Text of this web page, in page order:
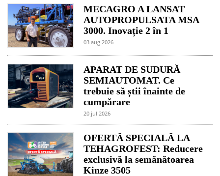
MECAGRO A LANSAT
AUTOPROPULSATA MSA
3000. Inovație 2 în 1
03 aug 2026
APARAT DE SUDURĂ
SEMIAUTOMAT. Ce
trebuie să știi înainte de
cumpărare
20 jul 2026
OFERTĂ SPECIALĂ LA
TEHAGROFEST: Reducere
exclusivă la semănătoarea
Kinze 3505